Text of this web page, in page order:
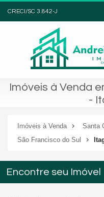
CRECI/SC 3.842-J
Imóveis à Venda
-
Imóveis à Venda
Santa
São Francisco do Sul
Encontre seu Imóvel